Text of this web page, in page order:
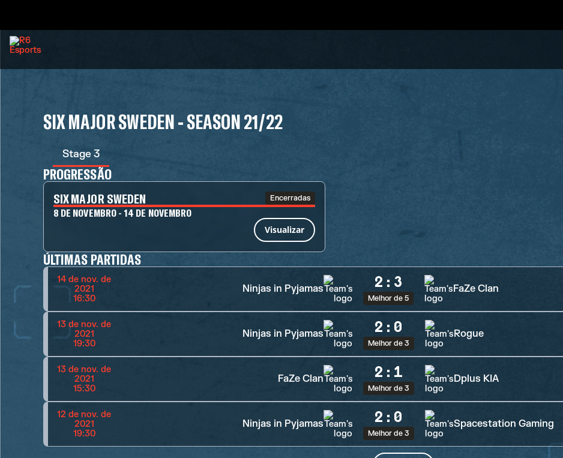
SIX MAJOR SWEDEN - SEASON 21/22
Stage 3
PROGRESSÃO
SIX MAJOR SWEDEN Encerradas
8 DE NOVEMBRO - 14 DE NOVEMBRO
Visualizar
ÚLTIMAS PARTIDAS
14 de nov. de
2021
16:30
Ninjas in Pyjamas 2 : 3
Melhor de 5
FaZe Clan
13 de nov. de
2021
19:30
Ninjas in Pyjamas 2 : 0
Melhor de 3
Rogue
13 de nov. de
2021
15:30
FaZe Clan 2 : 1
Melhor de 3
Dplus KIA
12 de nov. de
2021
19:30
Ninjas in Pyjamas 2 : 0
Melhor de 3
Spacestation Gaming